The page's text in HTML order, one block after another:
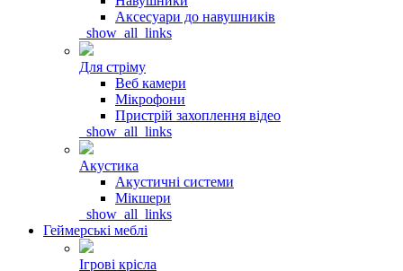
Аксесуари до навушників
_show_all_links
Для стріму
Веб камери
Мікрофони
Пристрій захоплення відео
_show_all_links
Акустика
Акустичні системи
Мікшери
_show_all_links
Геймерські меблі
Ігрові крісла